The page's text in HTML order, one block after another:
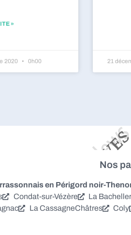
»
2020 0h00 21
Nos
en Périgord noir-
Condat-sur-Vézère La
La CassagneChâtres Coly